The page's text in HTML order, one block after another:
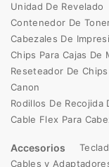
Unidad De Revelado
Contenedor De
Cabezales De
Chips Para Cajas
Reseteador De
Canon
Rodillos De Recojida
Cable Flex Para
Accesorios
Cables y